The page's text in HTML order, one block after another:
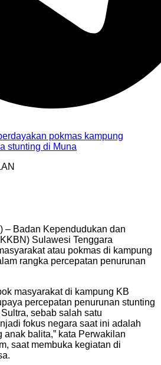
– Badan Kependudukan dan
Sulawesi Tenggara
atau pokmas di kampung
rangka percepatan penurunan
masyarakat di kampung KB
percepatan penurunan stunting
sebab salah satu
fokus negara saat ini adalah
balita,” kata Perwakilan
saat membuka kegiatan di